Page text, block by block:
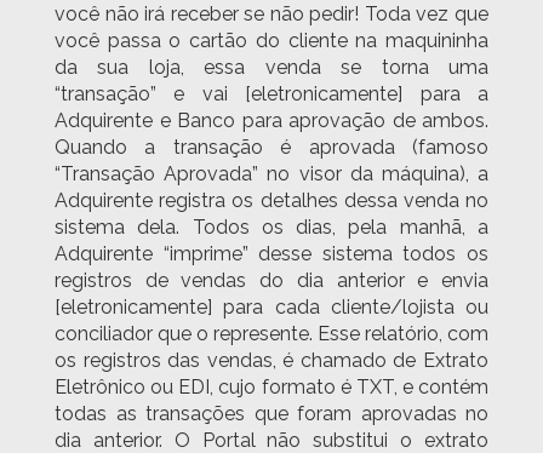
você não irá receber se não pedir! Toda vez que
você passa o cartão do cliente na maquininha
da sua loja, essa venda se torna uma
“transação” e vai [eletronicamente] para a
Adquirente e Banco para aprovação de ambos.
Quando a transação é aprovada (famoso
“Transação Aprovada” no visor da máquina), a
Adquirente registra os detalhes dessa venda no
sistema dela. Todos os dias, pela manhã, a
Adquirente “imprime” desse sistema todos os
registros de vendas do dia anterior e envia
[eletronicamente] para cada cliente/lojista ou
conciliador que o represente. Esse relatório, com
os registros das vendas, é chamado de Extrato
Eletrônico ou EDI, cujo formato é TXT, e contém
todas as transações que foram aprovadas no
dia anterior. O Portal não substitui o extrato